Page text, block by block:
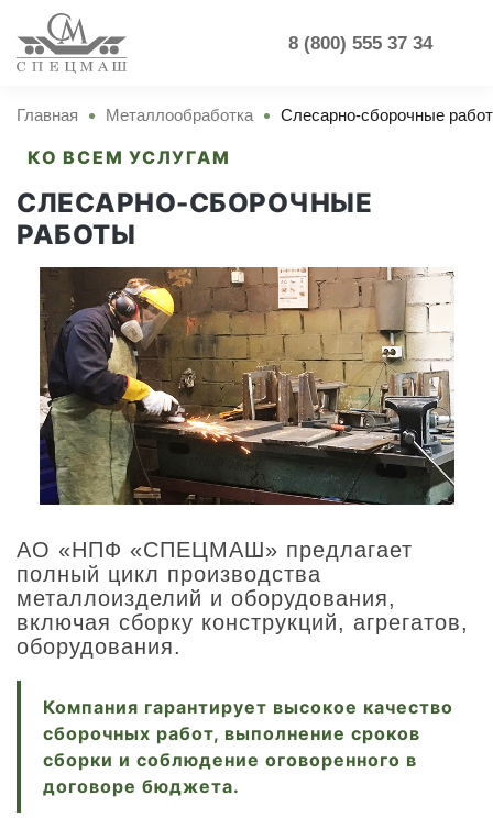
8 (800) 555 37 34
Главная Металлообработка Слесарно-сборочные
СЛЕСАРНО-СБОРОЧНЫЕ
РАБОТЫ
АО «НПФ «СПЕЦМАШ» предлагает
полный цикл производства
металлоизделий и оборудования,
включая сборку конструкций, агрегатов,
оборудования.
Компания гарантирует высокое качество
сборочных работ, выполнение сроков
сборки и соблюдение оговоренного в
договоре бюджета.
КО ВСЕМ УСЛУГАМ